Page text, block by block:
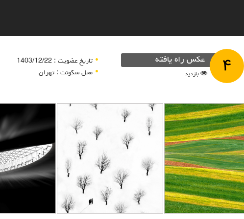
۴ عکس راه یافته
بازدید
تاریخ عضویت : 1403/12/22
محل سکونت : تهران
کشتزار
محمودرضا نورائی
1403/12/22
آزاد
زمستان
محمودرضا نورائی
1403/12/22
آزاد
شیشه
12/22